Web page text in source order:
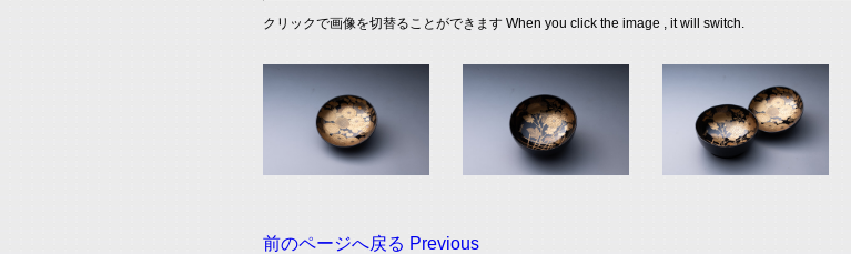
クリックで画像を切替ることができます When you click the image , it will switch.
前のページへ戻る Previous